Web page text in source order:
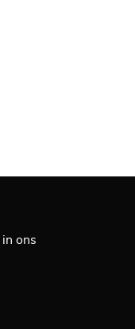
ons